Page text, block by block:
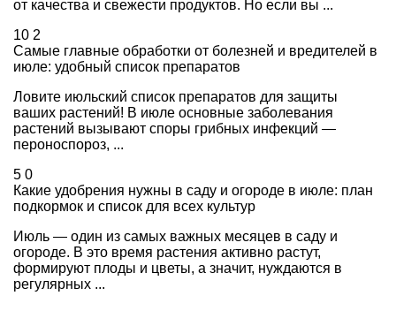
от качества и свежести продуктов. Но если вы ...
10 2
Самые главные обработки от болезней и вредителей в
июле: удобный список препаратов
Ловите июльский список препаратов для защиты
ваших растений! В июле основные заболевания
растений вызывают споры грибных инфекций —
пероноспороз, ...
5 0
Какие удобрения нужны в саду и огороде в июле: план
подкормок и список для всех культур
Июль — один из самых важных месяцев в саду и
огороде. В это время растения активно растут,
формируют плоды и цветы, а значит, нуждаются в
регулярных ...